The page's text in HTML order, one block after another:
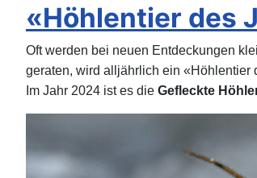
«Höhlentier des
Oft werden bei neuen Entdeckungen
geraten, wird alljährlich ein «Höhlentier
Im Jahr 2024 ist es die Gefleckte